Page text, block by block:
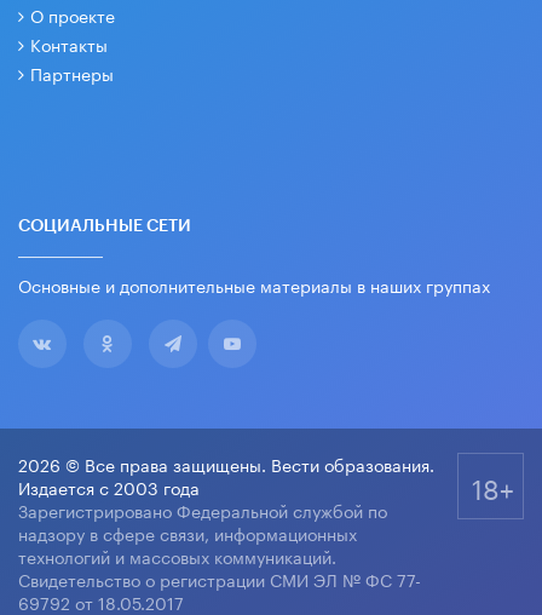
О проекте
Контакты
Партнеры
СОЦИАЛЬНЫЕ СЕТИ
Основные и дополнительные материалы в наших группах
2026 © Все права защищены. Вести образования.
Издается с 2003 года
Зарегистрировано Федеральной службой по
надзору в сфере связи, информационных
технологий и массовых коммуникаций.
Свидетельство о регистрации СМИ ЭЛ № ФС 77-
69792 от 18.05.2017
18+